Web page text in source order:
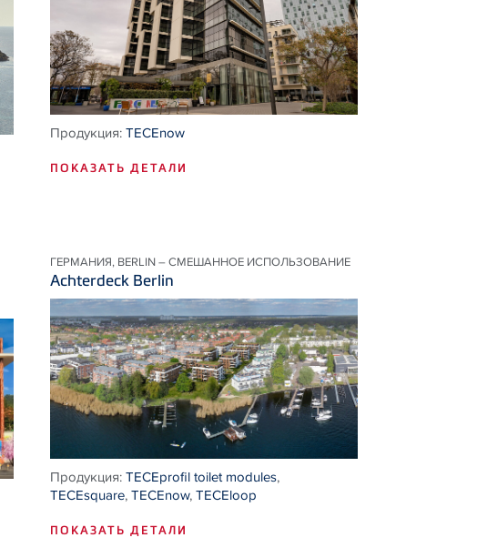
Продукция:TECEnow
ПОКАЗАТЬ ДЕТАЛИ
ГЕРМАНИЯ, BERLIN – СМЕШАННОЕ ИСПОЛЬЗОВАНИЕ
Achterdeck Berlin
Продукция:TECEprofil toilet modules,
TECEsquare,TECEnow,TECEloop
ПОКАЗАТЬ ДЕТАЛИ